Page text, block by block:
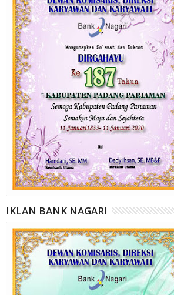
IKLAN BANK NAGARI